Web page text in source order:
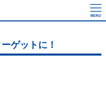
ゲットに！